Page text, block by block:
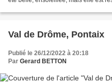
Val de Drôme, Pontaix
Publié le 26/12/2022 à 20:18
Par Gerard BETTON